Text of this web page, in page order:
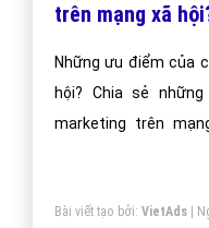
trên mạng xã
Những ưu điểm của
hội? Chia sẻ
marketing trên
Bài viết tạo bởi: VietAds|